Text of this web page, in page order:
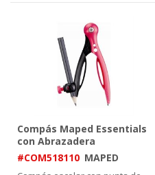
Compás Maped Essentials
con Abrazadera
#COM518110 MAPED